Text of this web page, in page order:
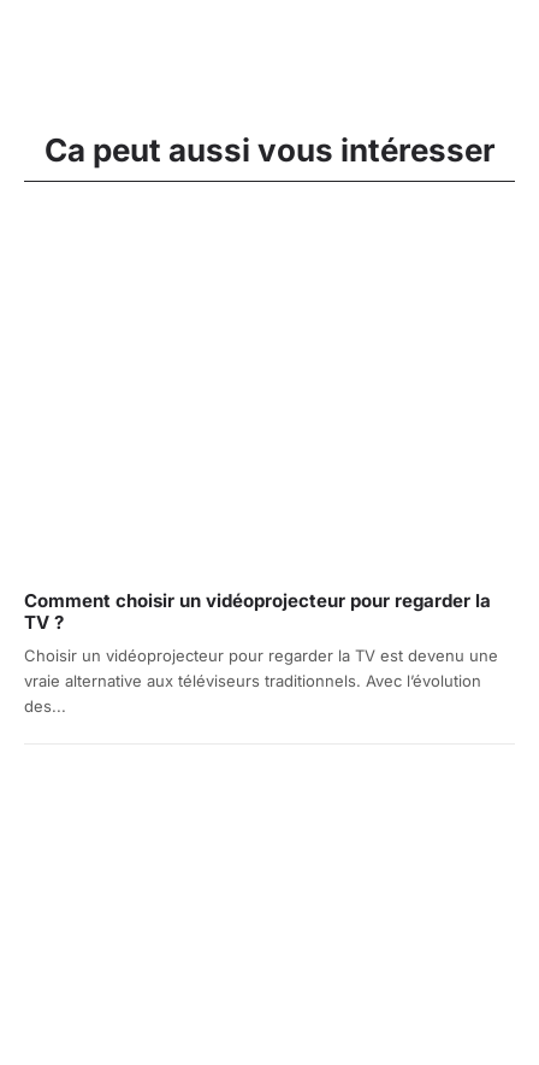
Ca peut aussi vous intéresser
Comment choisir un vidéoprojecteur pour regarder la
TV ?
Choisir un vidéoprojecteur pour regarder la TV est devenu une
vraie alternative aux téléviseurs traditionnels. Avec l’évolution
des...